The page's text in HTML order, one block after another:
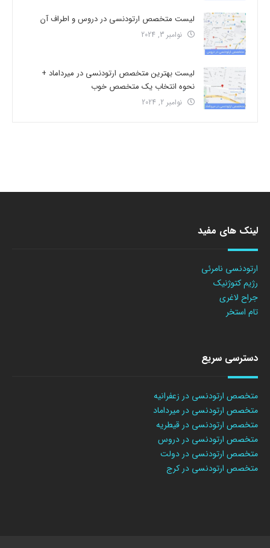
لیست متخصص ارتودنسی در دروس و اطراف آن
نوامبر 3, 2024
لیست بهترین متخصص ارتودنسی در میرداماد +
نحوه انتخاب یک متخصص خوب
نوامبر 2, 2024
لینک های مفید
ارتودنسی نامرئی
رژیم کتوژنیک
جراح لاغری
تام استخر
دسترسی سریع
متخصص ارتودنسی در زعفرانیه
متخصص ارتودنسی در میرداماد
متخصص ارتودنسی در قیطریه
متخصص ارتودنسی در دروس
متخصص ارتودنسی در دولت
متخصص ارتودنسی در کرج